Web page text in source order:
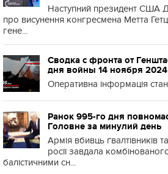
Наступний президент США
про висунення конгресмена Метта
гене...
Сводка с фронта от
дня войны 14 ноября 2024
Оперативна інформація
Ранок 995-го дня
Головне за минулий день
Армія вбивць ґвалтівників
росії завдала
балістичними сн...